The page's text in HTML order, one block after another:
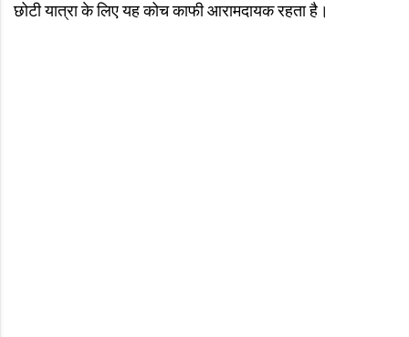
छोटी यात्रा के लिए यह कोच काफी आरामदायक रहता है।